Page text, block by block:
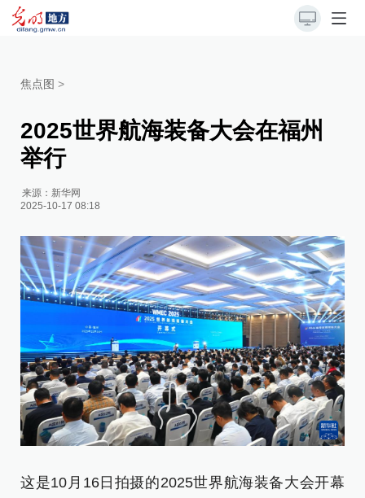
焦点图 >
2025世界航海装备大会在福州
举行
来源： 新华网
2025-10-17 08:18
这是10月16日拍摄的2025世界航海装备大会开幕